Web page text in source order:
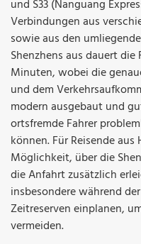
und S33 (Nanguang
Verbindungen aus
sowie aus den
Shenzhens aus dauert
Minuten, wobei die
und dem
modern ausgebaut und
ortsfremde Fahrer
können. Für Reisende
Möglichkeit, über die
die Anfahrt zusätzlich
insbesondere während
Zeitreserven einplanen,
vermeiden.